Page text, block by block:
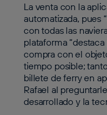
La venta con la
automatizada, pues
con todas las
plataforma
compra con el
tiempo posible;
billete de ferry en
Rafael al
desarrollado y la